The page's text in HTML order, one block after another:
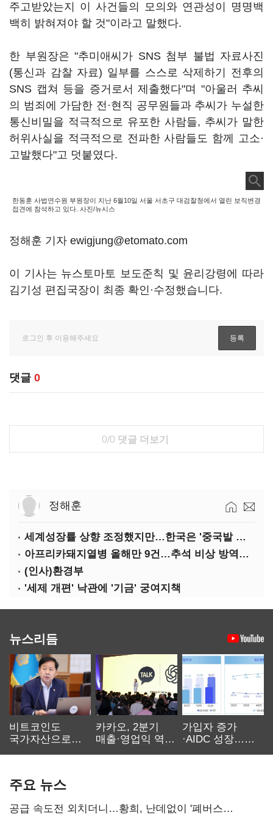
주고받았는지 이 사건들의 모의와 연관성이 명명백
백히 밝혀져야 할 것"이라고 말했다.
한 부원장은 "추미애씨가 SNS 첨부 불법 자료사진
(통신과 감찰 자료) 일부를 스스로 삭제하기 전후의
SNS 캡쳐 등을 증거로서 제출했다"며 "아울러 추씨
의 범죄에 가담한 전·현직 공무원들과 추씨가 누설한
통신비밀을 적극적으로 유포한 사람들, 추씨가 말한
허위사실을 적극적으로 전파한 사람들도 함께 고소·
고발했다"고 덧붙였다.
한동훈 사법연수원 부원장이 지난 6월10일 서울 서초구 대검찰청에서 열린 보직변경
접견에 참석하고 있다. 사진/뉴시스
정해훈 기자 ewigjung@etomato.com
이 기사는 뉴스토마토 보도준칙 및 윤리강령에 따라
김기성 편집국장이 최종 확인·수정했습니다.
댓글 0
0/0 댓글 더보기
정해훈
세계성장률 상향 조정했지만…한국은 '중국발 살얼음판'
아프리카돼지열병 올해만 9건…추석 비상 방역에 '총력'
(인사)환경부
'세제 개편' 낙관에 '기금' 궁여지책
뉴스리듬
비트코인도
국가자산으로…'
카카오, 2분기
매출·영업익 역대
가입자 증가
·AIDC 성장…
주요 뉴스
공급 속도전 외치더니…황희, 난데없이 '폐버스